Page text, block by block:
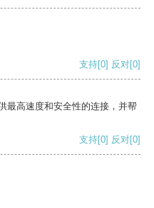
支持[0] 反对[0]
最高速度和安全性的连接，并帮
支持[0] 反对[0]